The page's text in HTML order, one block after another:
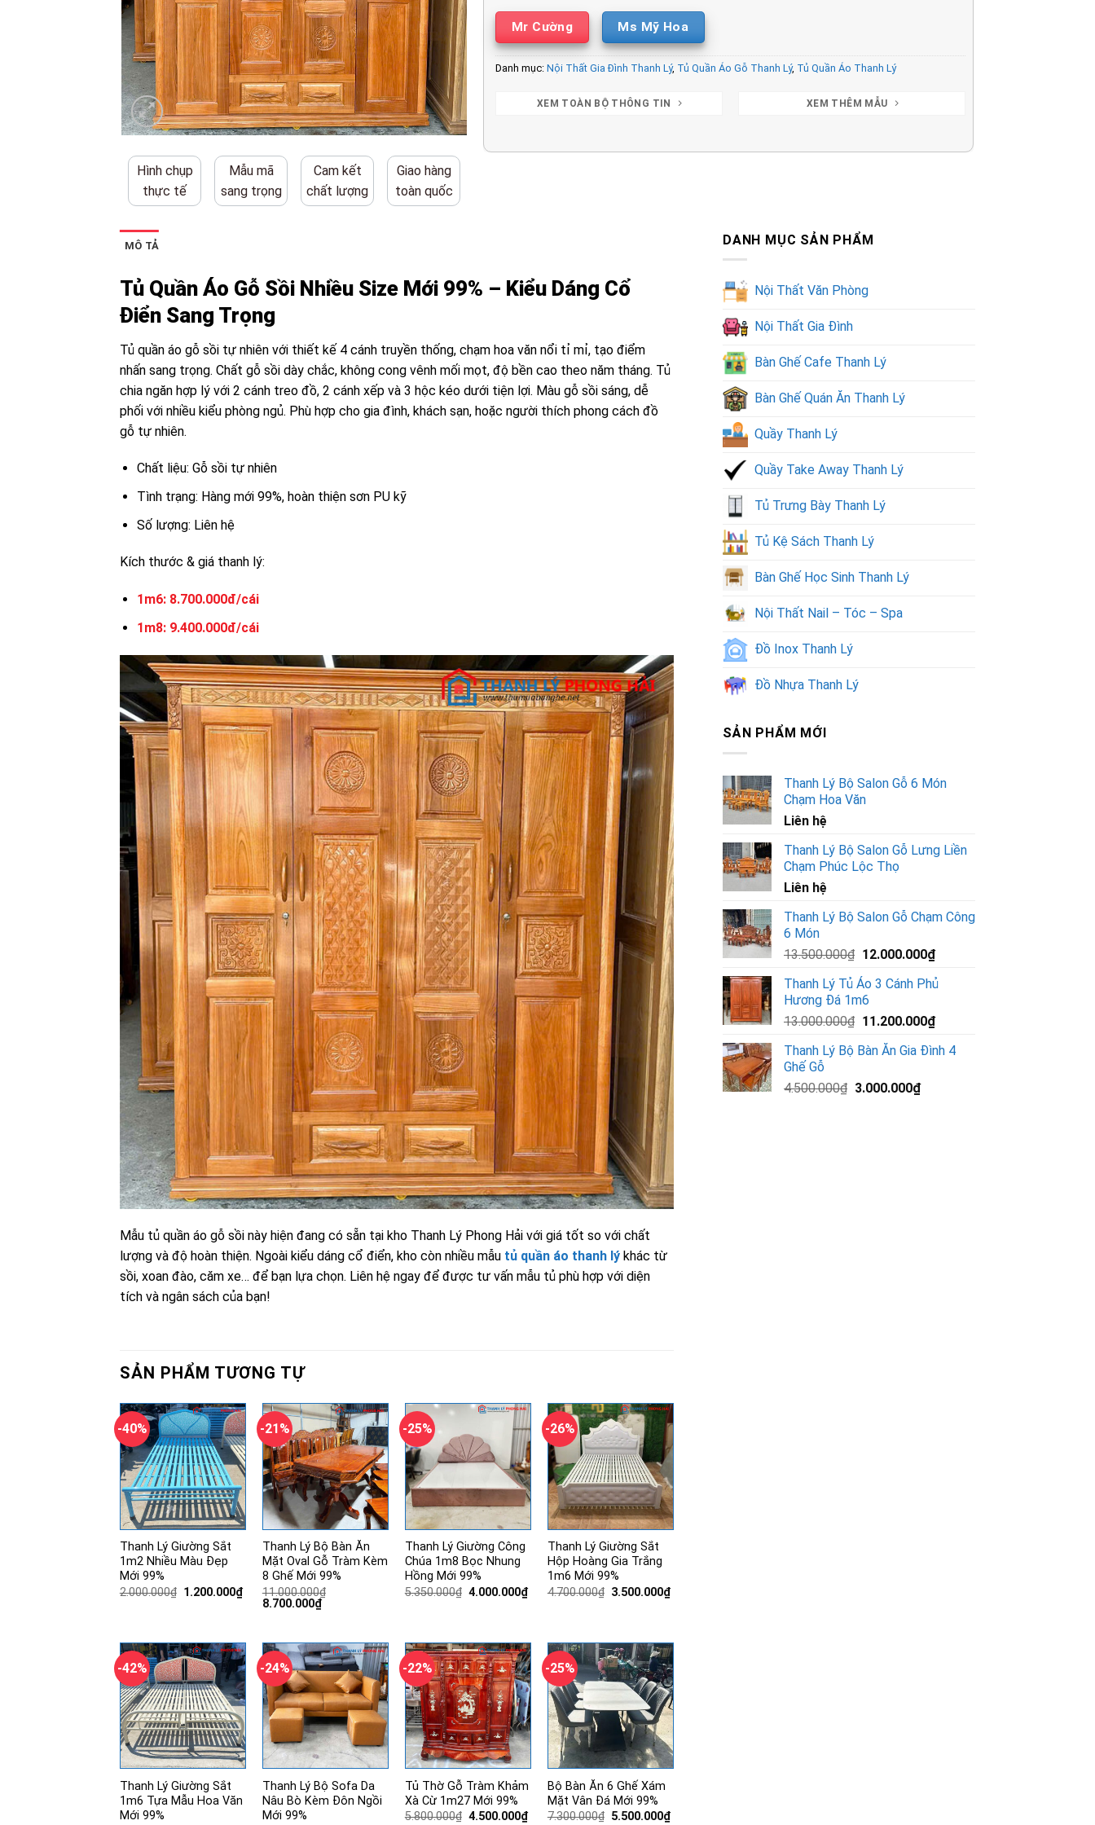
Hình chụp
thực tế
Mẫu mã
sang trọng
Cam kết
chất lượng
Giao hàng
toàn quốc
Mr Cường Ms Mỹ Hoa
Danh mục:Nội Thất Gia Đình Thanh Lý, Tủ Quần Áo Gỗ Thanh Lý, Tủ Quần Áo Thanh Lý
XEM TOÀN BỘ THÔNG TIN XEM THÊM MẪU
MÔ TẢ
Tủ Quần Áo Gỗ Sồi Nhiều Size Mới 99% – Kiểu Dáng Cổ
Điển Sang Trọng
Tủ quần áo gỗ sồi tự nhiên với thiết kế 4 cánh truyền thống, chạm hoa văn nổi tỉ mỉ, tạo điểm
nhấn sang trọng. Chất gỗ sồi dày chắc, không cong vênh mối mọt, độ bền cao theo năm tháng. Tủ
chia ngăn hợp lý với 2 cánh treo đồ, 2 cánh xếp và 3 hộc kéo dưới tiện lợi. Màu gỗ sồi sáng, dễ
phối với nhiều kiểu phòng ngủ. Phù hợp cho gia đình, khách sạn, hoặc người thích phong cách đồ
gỗ tự nhiên.
Chất liệu: Gỗ sồi tự nhiên
Tình trạng: Hàng mới 99%, hoàn thiện sơn PU kỹ
Số lượng: Liên hệ
Kích thước & giá thanh lý:
1m6: 8.700.000đ/cái
1m8: 9.400.000đ/cái
Mẫu tủ quần áo gỗ sồi này hiện đang có sẵn tại kho Thanh Lý Phong Hải với giá tốt so với chất
lượng và độ hoàn thiện. Ngoài kiểu dáng cổ điển, kho còn nhiều mẫu tủ quần áo thanh lý khác từ
sồi, xoan đào, căm xe… để bạn lựa chọn. Liên hệ ngay để được tư vấn mẫu tủ phù hợp với diện
tích và ngân sách của bạn!
SẢN PHẨM TƯƠNG TỰ
-40%
Thanh Lý Giường Sắt
1m2 Nhiều Màu Đẹp
Mới 99%
2.000.000₫ Giá
1.200.000₫Giá
hiện
-21%
Thanh Lý Bộ Bàn Ăn
Mặt Oval Gỗ Tràm Kèm
8 Ghế Mới 99%
11.000.000₫
Giá
8.700.000₫Giá
hiện
8.700.000₫.
-25%
Thanh Lý Giường Công
Chúa 1m8 Bọc Nhung
Hồng Mới 99%
5.350.000₫ Giá
4.000.000₫Giá
-26%
Thanh Lý Giường Sắt
Hộp Hoàng Gia Trắng
1m6 Mới 99%
4.700.000₫ Giá
3.500.000₫Giá
-42%
Thanh Lý Giường Sắt
1m6 Tựa Mẫu Hoa Văn
Mới 99%
-24%
Thanh Lý Bộ Sofa Da
Nâu Bò Kèm Đôn Ngồi
Mới 99%
-22%
Tủ Thờ Gỗ Tràm Khảm
Xà Cừ 1m27 Mới 99%
5.800.000₫ Giá
4.500.000₫Giá
-25%
Bộ Bàn Ăn 6 Ghế Xám
Mặt Vân Đá Mới 99%
7.300.000₫ Giá
5.500.000₫Giá
DANH MỤC SẢN PHẨM
Nội Thất Văn Phòng
Nội Thất Gia Đình
Bàn Ghế Cafe Thanh Lý
Bàn Ghế Quán Ăn Thanh Lý
Quầy Thanh Lý
Quầy Take Away Thanh Lý
Tủ Trưng Bày Thanh Lý
Tủ Kệ Sách Thanh Lý
Bàn Ghế Học Sinh Thanh Lý
Nội Thất Nail – Tóc – Spa
Đồ Inox Thanh Lý
Đồ Nhựa Thanh Lý
SẢN PHẨM MỚI
Thanh Lý Bộ Salon Gỗ 6 Món
Chạm Hoa Văn
Liên hệ
Thanh Lý Bộ Salon Gỗ Lưng Liền
Chạm Phúc Lộc Thọ
Liên hệ
Thanh Lý Bộ Salon Gỗ Chạm Công
6 Món
13.500.000₫ Giá
là:
13.500.000₫.
12.000.000₫Giá
tại
12.000.000₫.
Thanh Lý Tủ Áo 3 Cánh Phủ
Hương Đá 1m6
13.000.000₫ Giá
là:
11.200.000₫Giá
tại
Thanh Lý Bộ Bàn Ăn Gia Đình 4
Ghế Gỗ
4.500.000₫ Giá
3.000.000₫Giá